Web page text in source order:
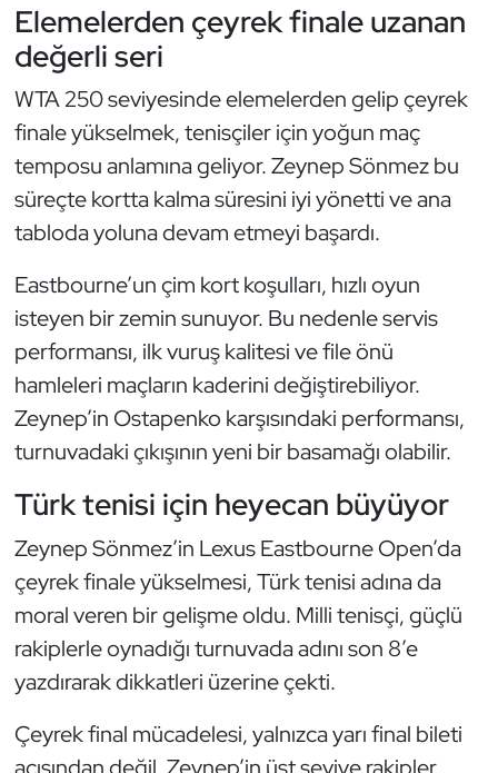
Elemelerden çeyrek finale uzanan
değerli seri
WTA 250 seviyesinde elemelerden gelip çeyrek
finale yükselmek, tenisçiler için yoğun maç
temposu anlamına geliyor. Zeynep Sönmez bu
süreçte kortta kalma süresini iyi yönetti ve ana
tabloda yoluna devam etmeyi başardı.
Eastbourne’un çim kort koşulları, hızlı oyun
isteyen bir zemin sunuyor. Bu nedenle servis
performansı, ilk vuruş kalitesi ve file önü
hamleleri maçların kaderini değiştirebiliyor.
Zeynep’in Ostapenko karşısındaki performansı,
turnuvadaki çıkışının yeni bir basamağı olabilir.
Türk tenisi için heyecan büyüyor
Zeynep Sönmez’in Lexus Eastbourne Open’da
çeyrek finale yükselmesi, Türk tenisi adına da
moral veren bir gelişme oldu. Milli tenisçi, güçlü
rakiplerle oynadığı turnuvada adını son 8’e
yazdırarak dikkatleri üzerine çekti.
Çeyrek final mücadelesi, yalnızca yarı final bileti
açısından değil, Zeynep’in üst seviye rakipler
Modern Pentatlon
Motor Sporları
Muay Thai
Okçuluk
Optimist
Oryantiring
Özel Sporcular
Paralimpik
Satranç
Su Topu
Sualtı Sporları
Tenis